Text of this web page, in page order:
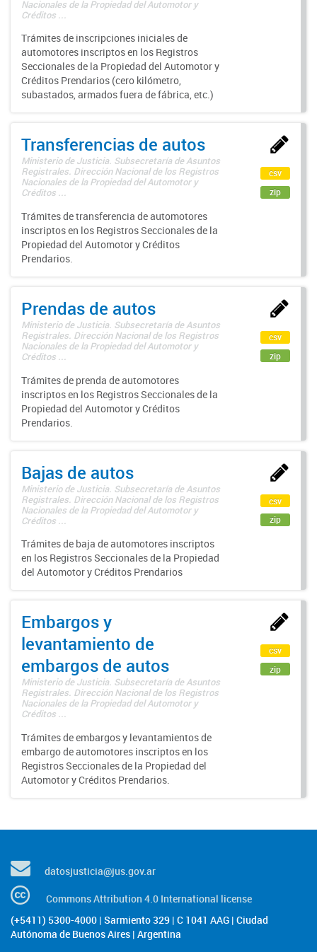
Nacionales de la Propiedad del Automotor y
Créditos ...
Trámites de inscripciones iniciales de
automotores inscriptos en los Registros
Seccionales de la Propiedad del Automotor y
Créditos Prendarios (cero kilómetro,
subastados, armados fuera de fábrica, etc.)
Transferencias de autos
Ministerio de Justicia. Subsecretaría de Asuntos
Registrales. Dirección Nacional de los Registros
Nacionales de la Propiedad del Automotor y
Créditos ...
Trámites de transferencia de automotores
inscriptos en los Registros Seccionales de la
Propiedad del Automotor y Créditos
Prendarios.
csv
zip
Prendas de autos
Ministerio de Justicia. Subsecretaría de Asuntos
Registrales. Dirección Nacional de los Registros
Nacionales de la Propiedad del Automotor y
Créditos ...
Trámites de prenda de automotores
inscriptos en los Registros Seccionales de la
Propiedad del Automotor y Créditos
Prendarios.
csv
zip
Bajas de autos
Ministerio de Justicia. Subsecretaría de Asuntos
Registrales. Dirección Nacional de los Registros
Nacionales de la Propiedad del Automotor y
Créditos ...
Trámites de baja de automotores inscriptos
en los Registros Seccionales de la Propiedad
del Automotor y Créditos Prendarios
csv
zip
Embargos y
levantamiento de
embargos de autos
Ministerio de Justicia. Subsecretaría de Asuntos
Registrales. Dirección Nacional de los Registros
Nacionales de la Propiedad del Automotor y
Créditos ...
Trámites de embargos y levantamientos de
embargo de automotores inscriptos en los
Registros Seccionales de la Propiedad del
Automotor y Créditos Prendarios.
csv
zip
datosjusticia@jus.gov.ar
Commons Attribution 4.0 International license
(+5411) 5300-4000 | Sarmiento 329 | C 1041 AAG | Ciudad
Autónoma de Buenos Aires | Argentina